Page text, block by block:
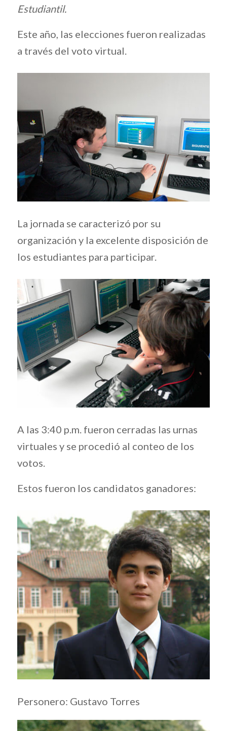
Estudiantil.
Este año, las elecciones fueron realizadas
a través del voto virtual.
La jornada se caracterizó por su
organización y la excelente disposición de
los estudiantes para participar.
A las 3:40 p.m. fueron cerradas las urnas
virtuales y se procedió al conteo de los
votos.
Estos fueron los candidatos ganadores:
Personero: Gustavo Torres